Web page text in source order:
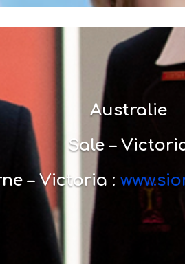
Australie
Sale –
– Victoria :